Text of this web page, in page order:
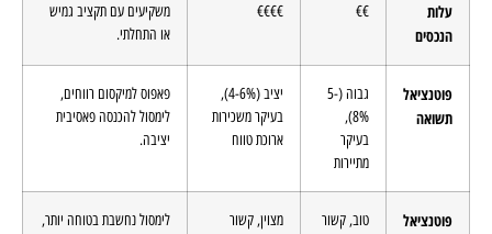
עלות
הנכסים
€€
€€€€
משקיעים עם תקציב גמיש
או התחלתי.
פוטנציאל
תשואה
גבוה (5-
8%),
בעיקר
מתיירות
יציב (4-6%),
בעיקר משכירות
ארוכת טווח
פאפוס למיקסום רווחים,
לימסול להכנסה פאסיבית
יציבה.
פוטנציאל
טוב, קשור
מצוין, קשור
לימסול נחשבת בטוחה יותר,